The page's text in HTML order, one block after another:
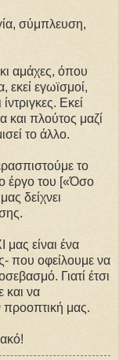
σύμπλευση,
αμάχες, όπου
εκεί εγωϊσμοί,
Εκεί
και πλούτος μαζί
το άλλο.
το
έργο του [«Όσο
δείχνει
μας είναι ένα
που οφείλουμε να
Γιατί έτσι
και να
προοπτική μας.